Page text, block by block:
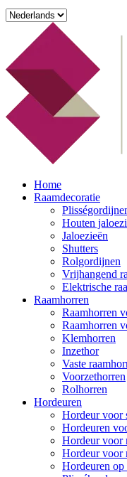
Home
Raamdecoratie
Houten
Jaloezieën
Shutters
Rolgordijnen
Vrijhangend
Elektrische
Raamhorren
Raamhorren
Raamhorren
Klemhorren
Inzethor
Vaste
Voorzethorren
Rolhorren
Hordeuren
Hordeur voor
Hordeuren
Hordeur voor
Hordeur voor
Hordeuren op